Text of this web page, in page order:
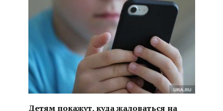
Детям покажут, куда жаловаться на